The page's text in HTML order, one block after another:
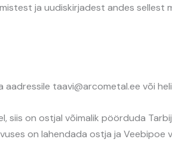
ja uudiskirjadest andes sellest
taavi@arcometal.ee või
siis on ostjal võimalik pöörduda
on lahendada ostja ja